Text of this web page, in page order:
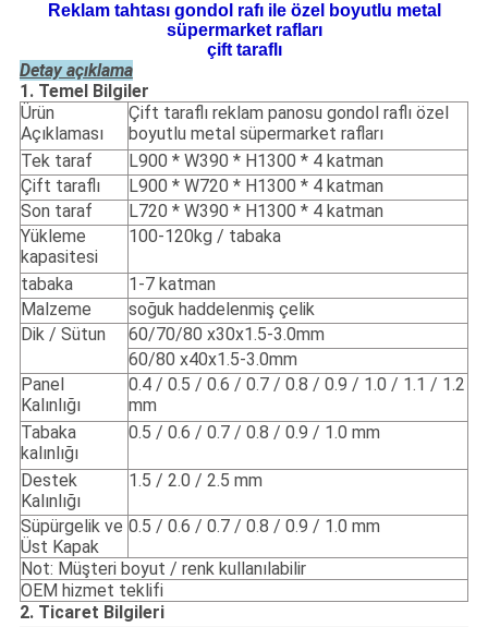
Reklam tahtası gondol rafı ile özel boyutlu metal
süpermarket rafları
çift ​​taraflı
Detay açıklama
1. Temel Bilgiler
Ürün
Açıklaması
Çift taraflı reklam panosu gondol raflı özel
boyutlu metal süpermarket rafları
Tek taraf
L900 * W390 * H1300 * 4 katman
Çift taraflı
L900 * W720 * H1300 * 4 katman
Son taraf
L720 * W390 * H1300 * 4 katman
Yükleme
kapasitesi
100-120kg / tabaka
tabaka
1-7 katman
Malzeme
soğuk haddelenmiş çelik
Dik / Sütun
60/70/80 x30x1.5-3.0mm
60/80 x40x1.5-3.0mm
Panel
Kalınlığı
0.4 / 0.5 / 0.6 / 0.7 / 0.8 / 0.9 / 1.0 / 1.1 / 1.2
mm
Tabaka
kalınlığı
0.5 / 0.6 / 0.7 / 0.8 / 0.9 / 1.0 mm
Destek
Kalınlığı
1.5 / 2.0 / 2.5 mm
Süpürgelik ve
Üst Kapak
0.5 / 0.6 / 0.7 / 0.8 / 0.9 / 1.0 mm
Not: Müşteri boyut / renk kullanılabilir
OEM hizmet teklifi
2. Ticaret Bilgileri